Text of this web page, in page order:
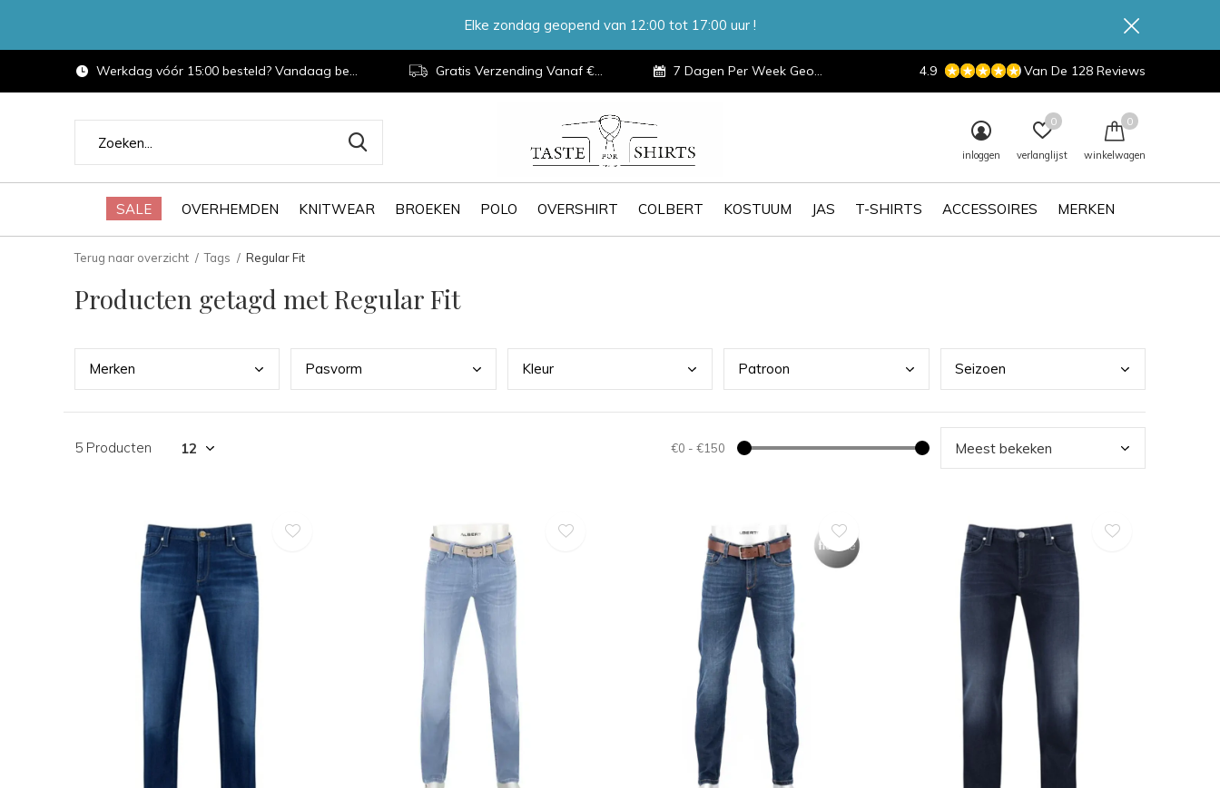
SALE OVERHEMDEN KNITWEAR BROEKEN POLO OVERSHIRT COLBERT KOSTUUM JAS T-SHIRTS ACCESSOIRES MERKEN
inloggen verlanglijst
0
winkelwagen
0
Werkdag vóór 15:00 besteld? Vandaag bezorgd. Gratis Verzending Vanaf €100,- 7 Dagen Per Week Geopend 4.9 Van De 128 Reviews
Elke zondag geopend van 12:00 tot 17:00 uur !
Terug naar overzicht Tags Regular Fit
Producten getagd met Regular Fit
Merken Pasvorm Kleur Patroon Seizoen
5 Producten €0 - €150